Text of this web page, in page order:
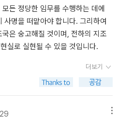
좋을 것입니다. 첫째, 서문을 읽는다.
서 읽는다. 마지막으로 셋째, 1부
을 한다. 녹록치 않은 글이지만, 이
. 사실 1부와 2부 군주론 해제만 집
키아벨리가 살던 당대의 역사상을
<1417년, 근대의 탄생>도 같이
는 해설서 두 권을 소개하려 합니
쓴 <논어를 읽다> 그리고 일본인
던 읽었던 일들은 실제로는 모두 거
상자 열기>는 그 표지만큼이나 구
가득하다. 스키너가 딸에게 했다는
, 그 문제는 둘째치고 스키너가 이
게 의도되고 그 의도됨을 넘어 강
무슨 가치가 있는지 생각하게 만
치함과 유해함을 파헤친다.유명한
실험은 인간은 상황에 따라 사악해
역할극으로 증거한다. 그리고 그
면 무기력한 절망이라는 양자택일
하다는 생각이 들었다. 칠레에서
이 아니며” 사회주의 혁명은 “불가
필요한 것은 완전한
다. 837 산업을 고도화하는 과정이
을 부여하게 된다는 것이엇다. 오도
’ 도그마에 도전장을 내밀었다. 또
하게 다져 놓은 '그리스도교가 모든
사람들이 질문을 품고 강력하게 반
도화선을 붙인 건 페트라르카였습
마중물을 부었다고 해도 그리 틀린
라르카는 고전들을 예전과는 완전
다. 중세 학자들이 고전들을 그리스
, 그는 고대의 시나 역사, 철학 등을
기'로 이해했던 것입니다. 인간을
든 정당한 임무를 수행하는 데에
사명을 떠맡아야 합니다. 그리하여
은 숭고해질 것이며, 전하의 지조
실로 실현될 수 있을 것입니다.
더보기